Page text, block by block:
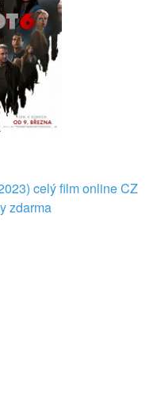
celý film online CZ
zdarma